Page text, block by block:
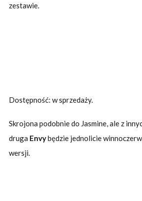
zestawie.
Dostępność: w sprzedaży.
Skrojona podobnie do Jasmine, ale z
druga Envybędzie jednolicie
wersji.